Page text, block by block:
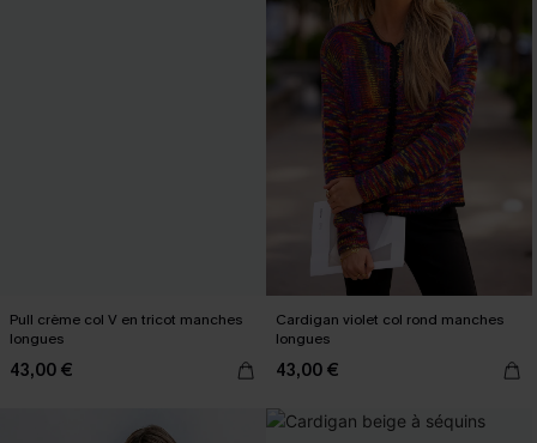
Pull crème col V en tricot manches
longues
43,00 €
Cardigan violet col rond manches
longues
43,00 €